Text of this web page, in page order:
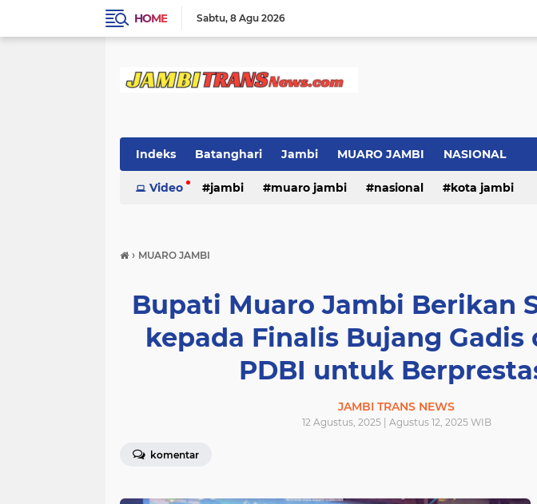
HOME Sabtu 8 Agu 2026
Indeks Batanghari Jambi MUARO JAMBI NASIONAL
Video jambi muaro jambi nasional kota jambi
› MUARO JAMBI
Bupati Muaro Jambi Berikan
kepada Finalis Bujang
PDBI untuk
JAMBI TRANS NEWS
12 Agustus, 2025 | Agustus 12, 2025 WIB
komentar